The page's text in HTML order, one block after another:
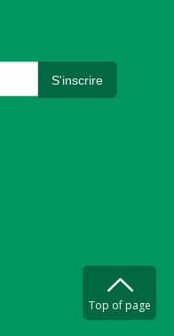
Top of page